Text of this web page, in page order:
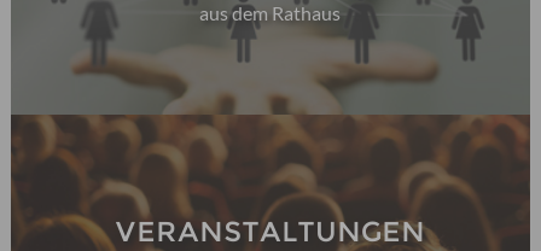
aus dem Rathaus
VERANSTALTUNGEN